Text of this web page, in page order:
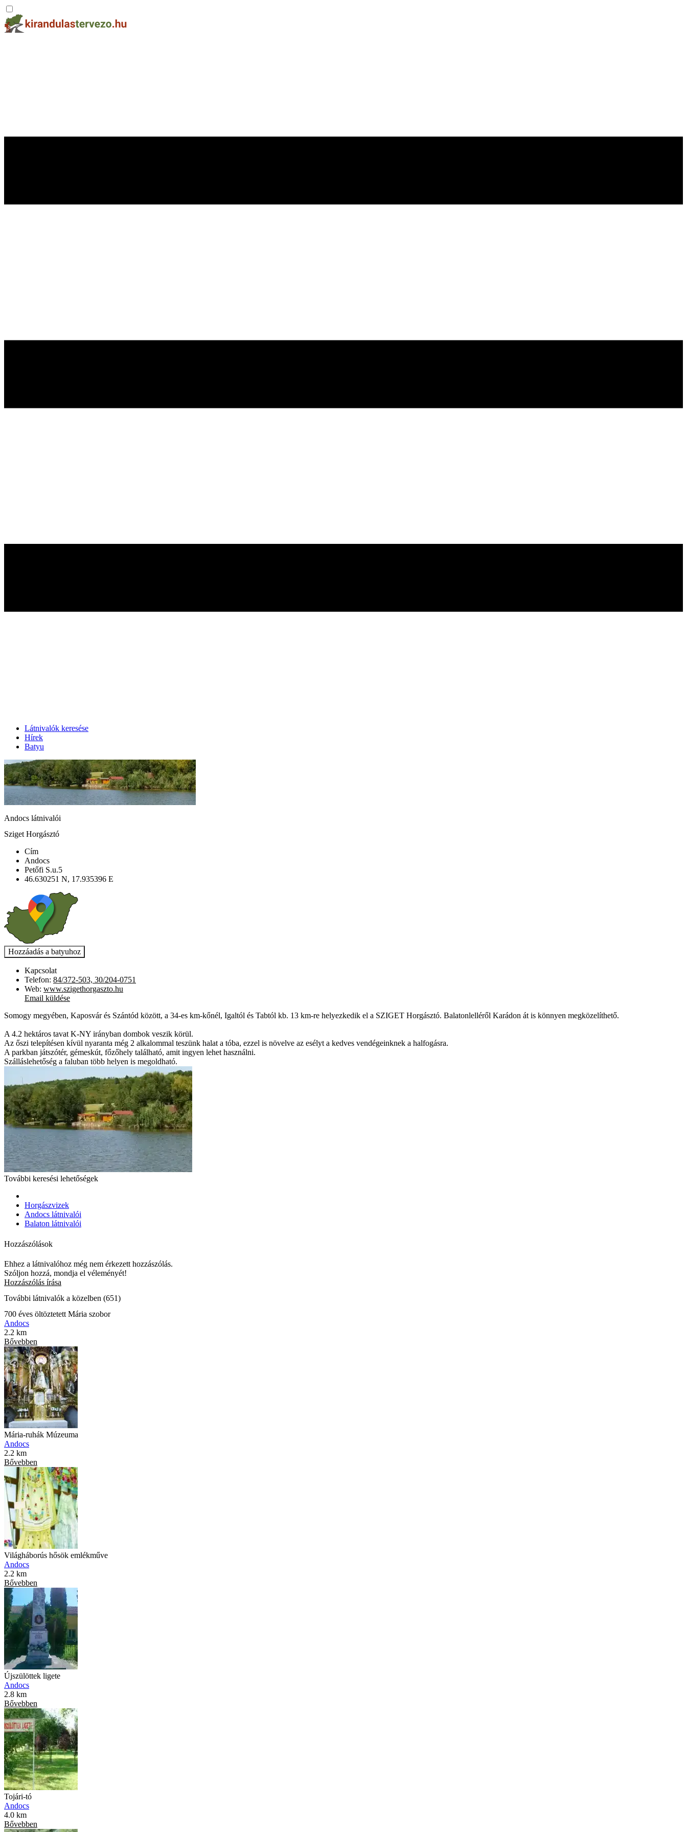
Látnivalók keresése
Hírek
Batyu
Andocs látnivalói
Sziget Horgásztó
Cím
Andocs
Petőfi S.u.5
46.630251 N, 17.935396 E
Kapcsolat
Telefon: 84/372-503, 30/204-0751
Web: www.szigethorgaszto.hu
Email küldése
Somogy megyében, Kaposvár és Szántód között, a 34-es km-kőnél, Igaltól és Tabtól kb. 13 km-re helyezkedik el a SZIGET Horgásztó. Balatonlelléről Karádon át is könnyen megközelíthető.
A 4.2 hektáros tavat K-NY irányban dombok veszik körül.
Az őszi telepítésen kívül nyaranta még 2 alkalommal teszünk halat a tóba, ezzel is növelve az esélyt a kedves vendégeinknek a halfogásra.
A parkban játszótér, gémeskút, főzőhely található, amit ingyen lehet használni.
Szálláslehetőség a faluban több helyen is megoldható.
További keresési lehetőségek
Horgászvizek
Andocs látnivalói
Balaton látnivalói
Hozzászólások
Ehhez a látnivalóhoz még nem érkezett hozzászólás.
Szóljon hozzá, mondja el véleményét!
Hozzászólás írása
További látnivalók a közelben (651)
700 éves öltöztetett Mária szobor
Andocs
2.2 km
Bővebben
Mária-ruhák Múzeuma
Andocs
2.2 km
Bővebben
Világháborús hősök emlékműve
Andocs
2.2 km
Bővebben
Újszülöttek ligete
Andocs
2.8 km
Bővebben
Tojári-tó
Andocs
4.0 km
Bővebben